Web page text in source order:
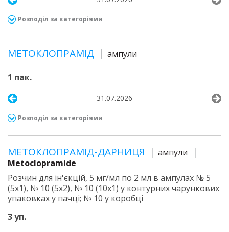
Розподіл за категоріями
МЕТОКЛОПРАМІД ампули
1 пак.
31.07.2026
Розподіл за категоріями
МЕТОКЛОПРАМІД-ДАРНИЦЯ
ампули
Metoclopramide
Розчин для ін'єкцій, 5 мг/мл по 2 мл в ампулах № 5
(5х1), № 10 (5х2), № 10 (10х1) у контурних чарункових
упаковках у пачці; № 10 у коробці
3 уп.